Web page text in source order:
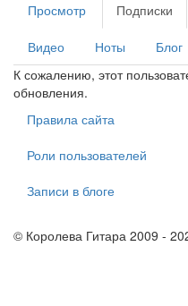
Главные
Просмотр Подписки
Видео Ноты
Блог
К сожалению, этот
обновления.
Правила сайта
Роли пользователей
Записи в блоге
© Королева Гитара 2009 -